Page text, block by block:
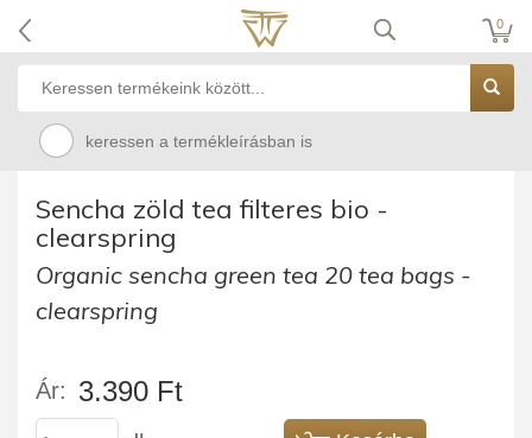
0
keressen a termékleírásban is
Sencha zöld tea filteres bio -
clearspring
Organic sencha green tea 20 tea bags -
clearspring
Ár: 3.390 Ft